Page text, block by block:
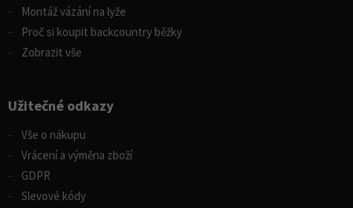
Montáž vázání na lyže
Proč si koupit backcountry běžky
Zobrazit vše
Užitečné odkazy
Vše o nákupu
Vrácení a výměna zboží
GDPR
Slevové kódy